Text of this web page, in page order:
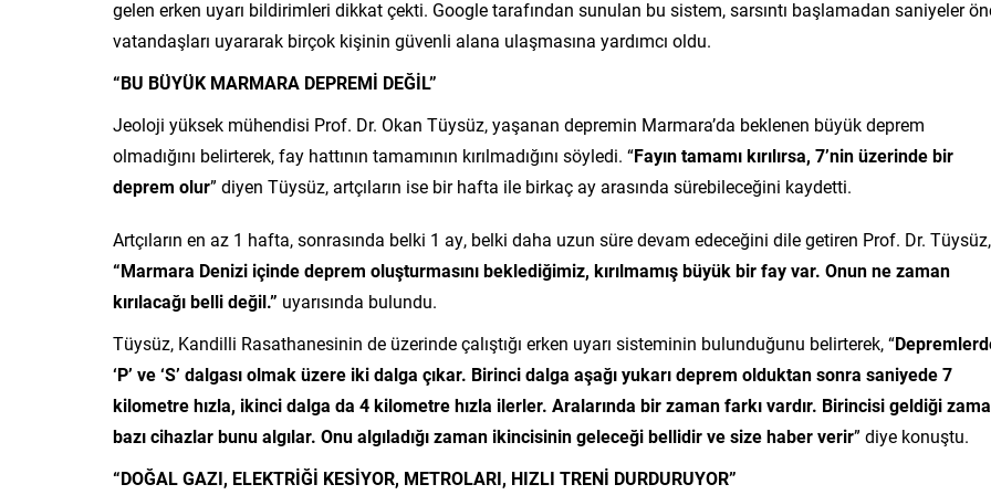
gelen erken uyarı bildirimleri dikkat çekti. Google tarafından sunulan bu sistem, sarsıntı başlamadan saniyeler
vatandaşları uyararak birçok kişinin güvenli alana ulaşmasına yardımcı oldu.
“BU BÜYÜK MARMARA DEPREMİ DEĞİL”
Jeoloji yüksek mühendisi Prof. Dr. Okan Tüysüz, yaşanan depremin Marmara’da beklenen büyük deprem
olmadığını belirterek, fay hattının tamamının kırılmadığını söyledi. “Fayın tamamı kırılırsa, 7’nin üzerinde bir
deprem olur” diyen Tüysüz, artçıların ise bir hafta ile birkaç ay arasında sürebileceğini kaydetti.
Artçıların en az 1 hafta, sonrasında belki 1 ay, belki daha uzun süre devam edeceğini dile getiren Prof. Dr. Tüysüz,
“Marmara Denizi içinde deprem oluşturmasını beklediğimiz, kırılmamış büyük bir fay var. Onun ne zaman
kırılacağı belli değil.” uyarısında bulundu.
Tüysüz, Kandilli Rasathanesinin de üzerinde çalıştığı erken uyarı sisteminin bulunduğunu belirterek, “
‘P’ ve ‘S’ dalgası olmak üzere iki dalga çıkar. Birinci dalga aşağı yukarı deprem olduktan sonra saniyede 7
kilometre hızla, ikinci dalga da 4 kilometre hızla ilerler. Aralarında bir zaman farkı vardır. Birincisi geldiği
bazı cihazlar bunu algılar. Onu algıladığı zaman ikincisinin geleceği bellidir ve size haber verir” diye konuştu.
“DOĞAL GAZI, ELEKTRİĞİ KESİYOR, METROLARI, HIZLI TRENİ DURDURUYOR”